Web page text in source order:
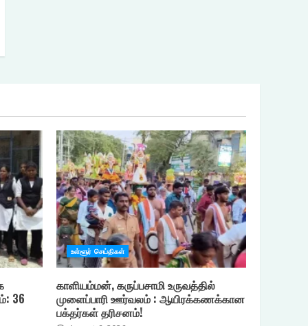
36
உள்ளூர் செய்திகள்
காளியம்மன், கருப்பசாமி உருவத்தில்
முளைப்பாரி ஊர்வலம் : ஆயிரக்கணக்கான
பக்தர்கள் தரிசனம்!